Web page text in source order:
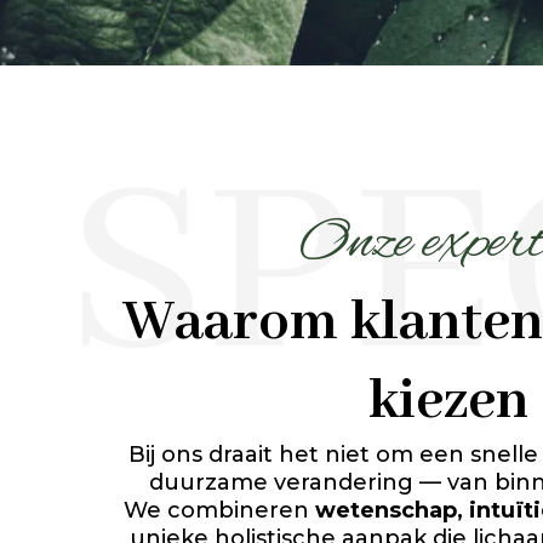
Onze
Waarom
kiezen
Bij ons draait het niet om een
duurzame verandering — van
We combinerenwetenschap,